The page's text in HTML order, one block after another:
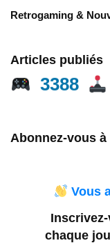
Retrogaming &
Articles publiés
3388
Abonnez-vous
Vous
chaque